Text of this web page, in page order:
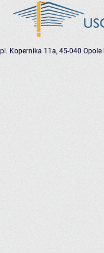
pl. Kopernika 11a, 45-040 Opole